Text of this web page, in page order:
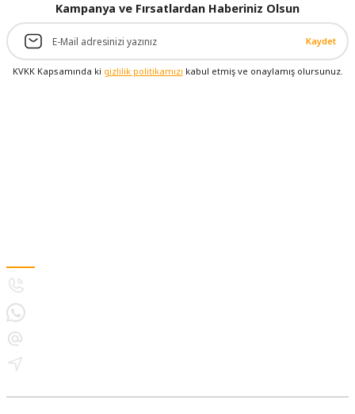
Kampanya ve Fırsatlardan Haberiniz Olsun
Kaydet
KVKK Kapsamında ki gizlilik politikamızı kabul etmiş ve onaylamış olursunuz.